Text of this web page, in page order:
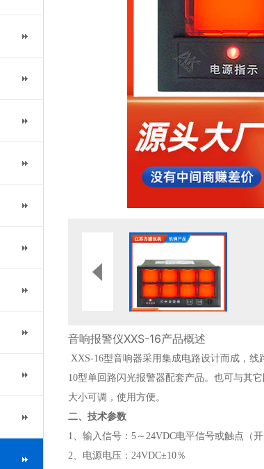
音响报警仪XXS-16产品概述
XXS-16型音响器采用集成电路设计而成，
10型单回路闪光报警器配套产品。也可与其
大小可调，使用方便。
二、技术参数
1、输入信号：5 ～ 24VDC电平信号或触点（
2、电源电压：24VDC±10％